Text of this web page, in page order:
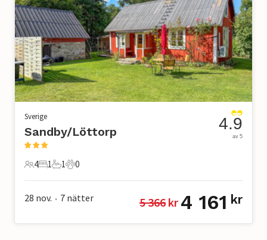
Sverige
Sandby/Löttorp
4 Gäster
4
1 Sovrum
1
1 Badrum
1
0 Husdjur
0
4.9
av 5
28 nov. • 7 nätter 5 366 kr 4 161 kr